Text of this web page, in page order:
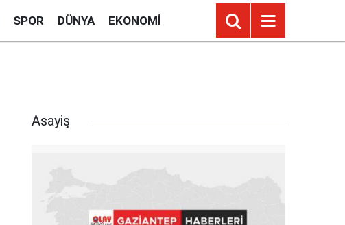
SPOR DÜNYA EKONOMI
Asayiş